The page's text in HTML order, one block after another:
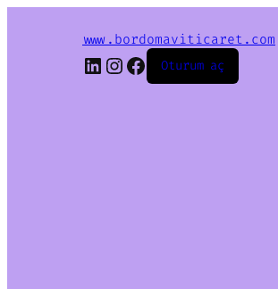
www.bordomaviticaret.com
LinkedIn
Instagram
Facebook
Oturum aç